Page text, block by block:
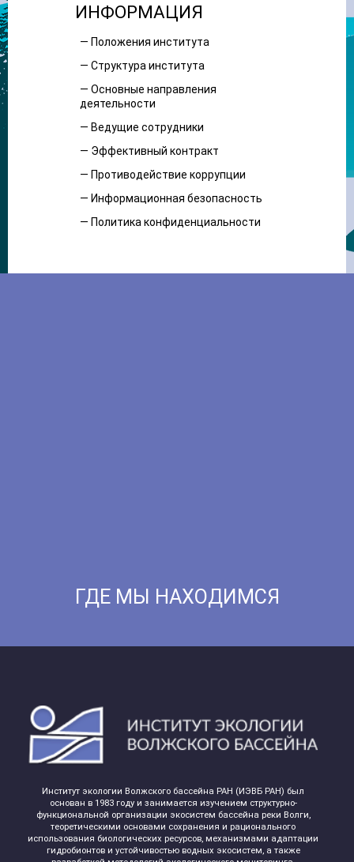
ИНФОРМАЦИЯ
— Положения института
— Структура института
— Основные направления
деятельности
— Ведущие сотрудники
— Эффективный контракт
— Противодействие коррупции
— Информационная безопасность
— Политика конфиденциальности
ГДЕ МЫ НАХОДИМСЯ
Институт экологии Волжского бассейна РАН (ИЭВБ РАН) был
основан в 1983 году и занимается изучением структурно-
функциональной организации экосистем бассейна реки Волги,
теоретическими основами сохранения и рационального
использования биологических ресурсов, механизмами адаптации
гидробионтов и устойчивостью водных экосистем, а также